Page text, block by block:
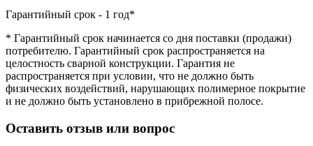
Гарантийный срок - 1 год*
* Гарантийный срок начинается со дня поставки (продажи)
потребителю. Гарантийный срок распространяется на
целостность сварной конструкции. Гарантия не
распространяется при условии, что не должно быть
физических воздействий, нарушающих полимерное покрытие
и не должно быть установлено в прибрежной полосе.
Оставить отзыв или вопрос